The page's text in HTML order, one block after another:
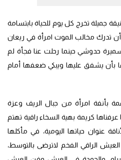
جميلة تخرج كل يوم للحياة بابتسامة
تدرك مخالب الموت امرأة في ريعان
سميرة حدوشي حينما رحلت عنا فجأة لم
بأن يشفق عليها ويبكي ضعفها أمام
بأنفة امرأة من جبال الريف وعزة
كريمة بهية السخاء راقية تهتم
عنوان حياتها اليومية، في مأكلها
الراقي الفخم لاترضى بالتوسط،